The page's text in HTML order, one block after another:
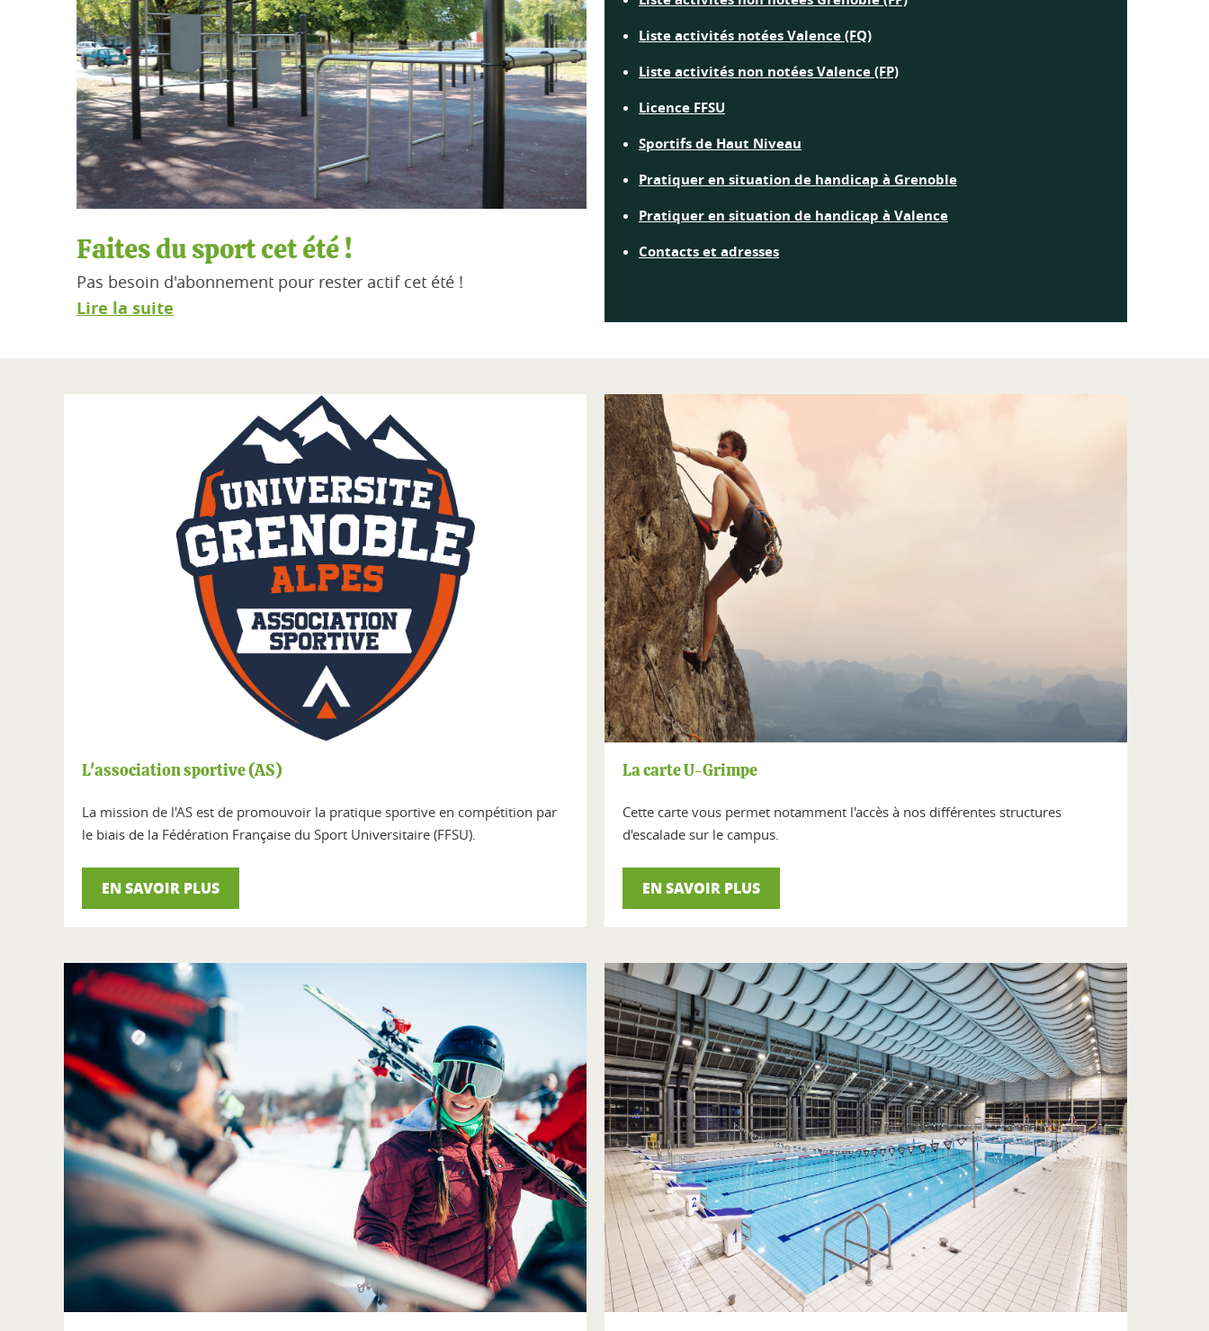
Faites du sport cet été !
Pas besoin d'abonnement pour rester actif cet été !
Lire la suite
Liste activités notées Valence (FQ)
Liste activités non notées Valence (FP)
Licence FFSU
Sportifs de Haut Niveau
Pratiquer en situation de handicap à Grenoble
Pratiquer en situation de handicap à Valence
Contacts et adresses
L'association sportive (AS)
La mission de l'AS est de promouvoir la pratique sportive en compétition par
le biais de la Fédération Française du Sport Universitaire (FFSU).
EN SAVOIR PLUS
La carte U-Grimpe
Cette carte vous permet notamment l'accès à nos différentes structures
d'escalade sur le campus.
EN SAVOIR PLUS